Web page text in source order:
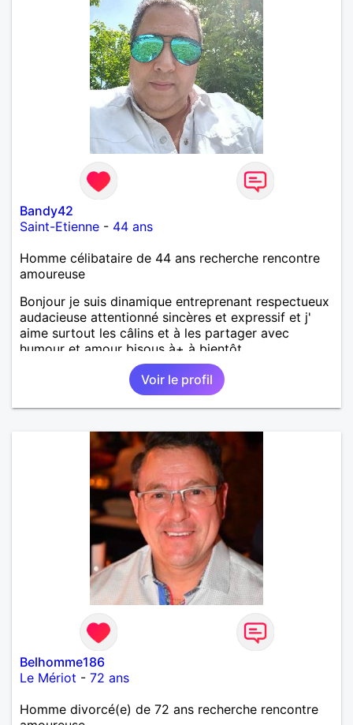
Bandy42
Saint-Etienne - 44 ans
Homme célibataire de 44 ans recherche rencontre
amoureuse
Bonjour je suis dinamique entreprenant respectueux
audacieuse attentionné sincères et expressif et j'
aime surtout les câlins et à les partager avec
humour et amour bisous à+ à bientôt
Voir le profil
Belhomme186
Le Mériot - 72 ans
Homme divorcé(e) de 72 ans recherche rencontre